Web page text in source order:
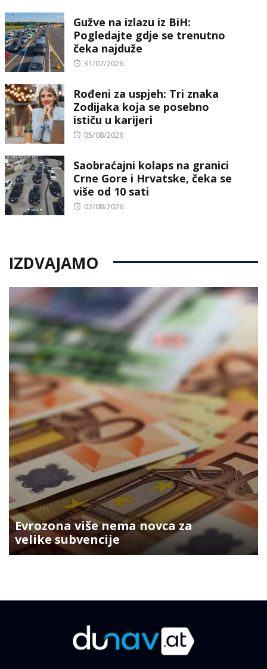
Gužve na izlazu iz BiH:
Pogledajte gdje se trenutno
čeka najduže
Posted
31/07/2026
Rođeni za uspjeh: Tri znaka
Zodijaka koja se posebno
ističu u karijeri
Posted
05/08/2026
Saobraćajni kolaps na granici
Crne Gore i Hrvatske, čeka se
više od 10 sati
Posted
02/08/2026
IZDVAJAMO
Evrozona više nema novca za
velike subvencije